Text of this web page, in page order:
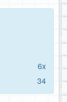
6x
34